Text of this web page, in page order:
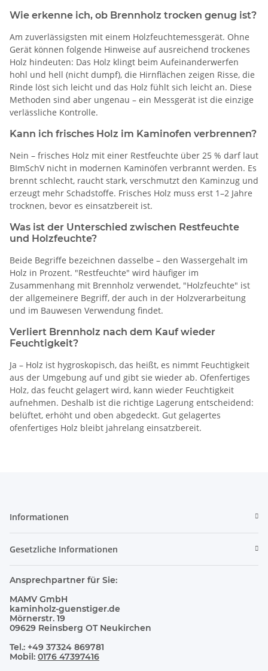
Wie erkenne ich, ob Brennholz trocken genug ist?
Am zuverlässigsten mit einem Holzfeuchtemessgerät. Ohne
Gerät können folgende Hinweise auf ausreichend trockenes
Holz hindeuten: Das Holz klingt beim Aufeinanderwerfen
hohl und hell (nicht dumpf), die Hirnflächen zeigen Risse, die
Rinde löst sich leicht und das Holz fühlt sich leicht an. Diese
Methoden sind aber ungenau – ein Messgerät ist die einzige
verlässliche Kontrolle.
Kann ich frisches Holz im Kaminofen verbrennen?
Nein – frisches Holz mit einer Restfeuchte über 25 % darf laut
BImSchV nicht in modernen Kaminöfen verbrannt werden. Es
brennt schlecht, raucht stark, verschmutzt den Kaminzug und
erzeugt mehr Schadstoffe. Frisches Holz muss erst 1–2 Jahre
trocknen, bevor es einsatzbereit ist.
Was ist der Unterschied zwischen Restfeuchte
und Holzfeuchte?
Beide Begriffe bezeichnen dasselbe – den Wassergehalt im
Holz in Prozent. "Restfeuchte" wird häufiger im
Zusammenhang mit Brennholz verwendet, "Holzfeuchte" ist
der allgemeinere Begriff, der auch in der Holzverarbeitung
und im Bauwesen Verwendung findet.
Verliert Brennholz nach dem Kauf wieder
Feuchtigkeit?
Ja – Holz ist hygroskopisch, das heißt, es nimmt Feuchtigkeit
aus der Umgebung auf und gibt sie wieder ab. Ofenfertiges
Holz, das feucht gelagert wird, kann wieder Feuchtigkeit
aufnehmen. Deshalb ist die richtige Lagerung entscheidend:
belüftet, erhöht und oben abgedeckt. Gut gelagertes
ofenfertiges Holz bleibt jahrelang einsatzbereit.
Informationen
Gesetzliche Informationen
Ansprechpartner für Sie:
MAMV GmbH
kaminholz-guenstiger.de
Mörnerstr. 19
09629 Reinsberg OT Neukirchen
Tel.: +49 37324 869781
Mobil: 0176 47397416